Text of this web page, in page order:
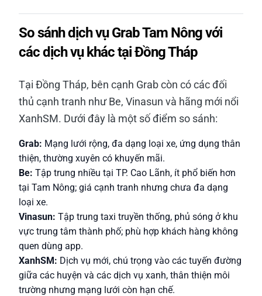
So sánh dịch vụ Grab Tam Nông với
các dịch vụ khác tại Đồng Tháp
Tại Đồng Tháp, bên cạnh Grab còn có các đối
thủ cạnh tranh như Be, Vinasun và hãng mới nổi
XanhSM. Dưới đây là một số điểm so sánh:
Grab: Mạng lưới rộng, đa dạng loại xe, ứng dụng thân
thiện, thường xuyên có khuyến mãi.
Be: Tập trung nhiều tại TP. Cao Lãnh, ít phổ biến hơn
tại Tam Nông; giá cạnh tranh nhưng chưa đa dạng
loại xe.
Vinasun: Tập trung taxi truyền thống, phủ sóng ở khu
vực trung tâm thành phố; phù hợp khách hàng không
quen dùng app.
XanhSM: Dịch vụ mới, chú trọng vào các tuyến đường
giữa các huyện và các dịch vụ xanh, thân thiện môi
trường nhưng mạng lưới còn hạn chế.